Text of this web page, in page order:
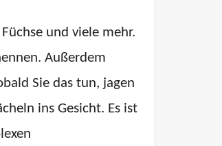
und viele mehr.
Außerdem
Sie das tun, jagen
ins Gesicht. Es ist